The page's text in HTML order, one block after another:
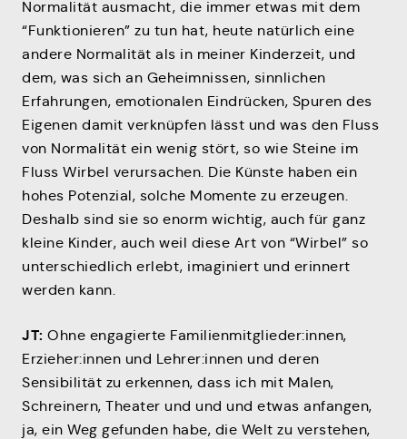
Normalität ausmacht, die immer etwas mit dem
“Funktionieren” zu tun hat, heute natürlich eine
andere Normalität als in meiner Kinderzeit, und
dem, was sich an Geheimnissen, sinnlichen
Erfahrungen, emotionalen Eindrücken, Spuren des
Eigenen damit verknüpfen lässt und was den Fluss
von Normalität ein wenig stört, so wie Steine im
Fluss Wirbel verursachen. Die Künste haben ein
hohes Potenzial, solche Momente zu erzeugen.
Deshalb sind sie so enorm wichtig, auch für ganz
kleine Kinder, auch weil diese Art von “Wirbel” so
unterschiedlich erlebt, imaginiert und erinnert
werden kann.
JT: Ohne engagierte Familienmitglieder:innen,
Erzieher:innen und Lehrer:innen und deren
Sensibilität zu erkennen, dass ich mit Malen,
Schreinern, Theater und und und etwas anfangen,
ja, ein Weg gefunden habe, die Welt zu verstehen,